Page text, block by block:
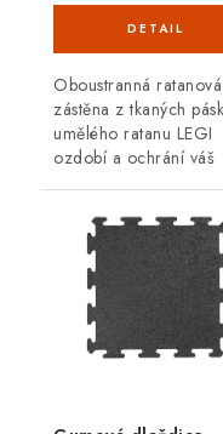
Oboustranná ratanová
zástěna z tkaných
umělého ratanu LEGI
ozdobí a ochrání váš
rok. Zástěna má
oboustrannou UV...